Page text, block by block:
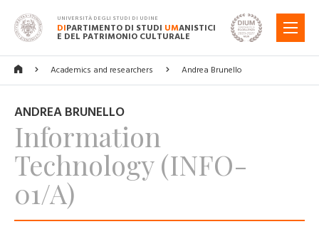
UNIVERSITÀ DEGLI STUDI DI UDINE
DIPARTIMENTO DI STUDI UMANISTICI
E DEL PATRIMONIO CULTURALE
MENU
Academics and researchers Andrea Brunello
ANDREA BRUNELLO
Information
Technology (INFO-
01/A)